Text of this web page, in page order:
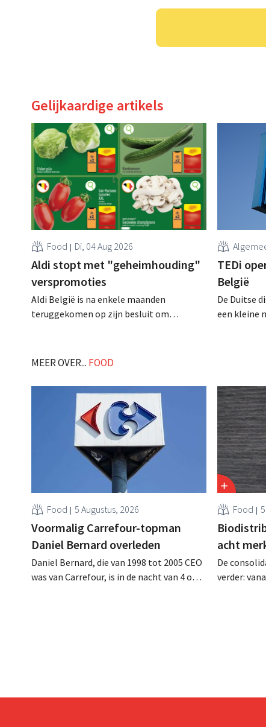
Gelijkaardige artikels
Food Di, 04 Aug 2026
Aldi stopt met "geheimhouding"
verspromoties
Aldi België is na enkele maanden
teruggekomen op zijn besluit om
zondag voor ze in werking treden: "Onze
worden." .
TEDi
België
De Duitse
een kleine
MEER OVER... FOOD
Food 5 Augustus, 2026
Voormalig Carrefour-topman
Daniel Bernard overleden
Daniel Bernard, die van 1998 tot 2005 CEO
was van Carrefour, is in de nacht van 4 op 5
Food
acht
De
verder: